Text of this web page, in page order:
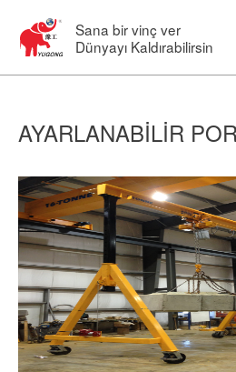
Sana bir vinç ver
Dünyayı Kaldırabilirsin
Pergel Vinçler
Elektrikli Vinç
Vinç Yedek Parçaları
AYARLANABILIR